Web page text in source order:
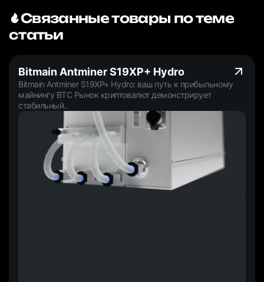
Связанные товары по теме
статьи
Bitmain Antminer S19XP+ Hydro
Bitmain Antminer S19XP+ Hydro: ваш путь к прибыльному
майнингу BTC Рынок криптовалют демонстрирует
стабильный..